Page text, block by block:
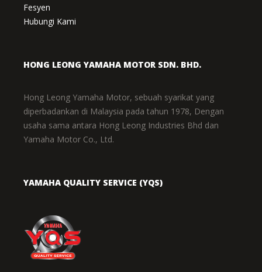
Fesyen
Hubungi Kami
HONG LEONG YAMAHA MOTOR SDN. BHD.
Hong Leong Yamaha Motor, sebuah syarikat yang
diperbadankan di Malaysia pada tahun 1978, Dengan
usaha sama antara Hong Leong Industries Bhd dan
Yamaha Motor Co., Ltd.
YAMAHA QUALITY SERVICE (YQS)